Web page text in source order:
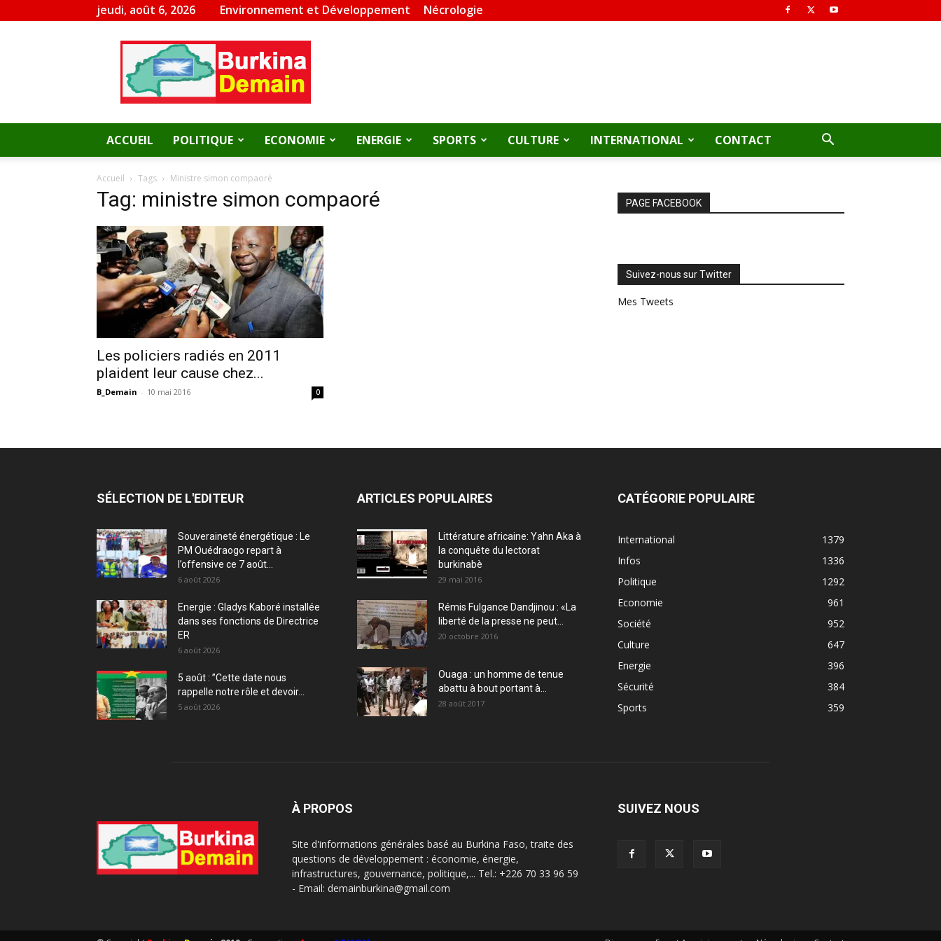
jeudi, août 6, 2026 Environnement et Développement Nécrologie
Burkina
Demain
ACCUEIL POLITIQUE ECONOMIE ENERGIE SPORTS CULTURE INTERNATIONAL CONTACT
Accueil Tags Ministre simon compaoré
Tag: ministre simon compaoré
Les policiers radiés en 2011
plaident leur cause chez...
B_Demain - 10 mai 2016 0
PAGE FACEBOOK
Suivez-nous sur Twitter
Mes Tweets
SÉLECTION DE L'EDITEUR
Souveraineté énergétique : Le
PM Ouédraogo repart à
l’offensive ce 7 août...
6 août 2026
Energie : Gladys Kaboré installée
dans ses fonctions de Directrice
ER
6 août 2026
5 août : ”Cette date nous
rappelle notre rôle et devoir...
5 août 2026
ARTICLES POPULAIRES
Littérature africaine: Yahn Aka à
la conquête du lectorat
burkinabè
29 mai 2016
Rémis Fulgance Dandjinou : «La
liberté de la presse ne peut...
20 octobre 2016
Ouaga : un homme de tenue
abattu à bout portant à...
28 août 2017
CATÉGORIE POPULAIRE
International
1379
Infos
1336
Politique
1292
Economie
961
Société
952
Culture
647
Energie
396
Sécurité
384
Sports
359
À PROPOS
Site d'informations générales basé au Burkina Faso, traite des
questions de développement : économie, énergie,
infrastructures, gouvernance, politique,... Tel.: +226 70 33 96 59
- Email: demainburkina@gmail.com
SUIVEZ NOUS